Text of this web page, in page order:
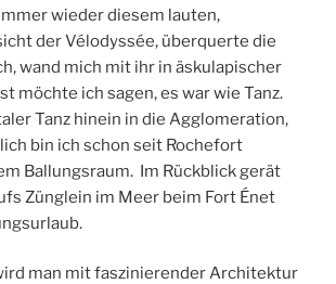
wieder diesem lauten,
der Vélodyssée, überquerte die
wand mich mit ihr in äskulapischer
möchte ich sagen, es war wie Tanz.
Tanz hinein in die Agglomeration,
bin ich schon seit Rochefort
Ballungsraum. Im Rückblick gerät
Zünglein im Meer beim Fort Énet
man mit faszinierender Architektur